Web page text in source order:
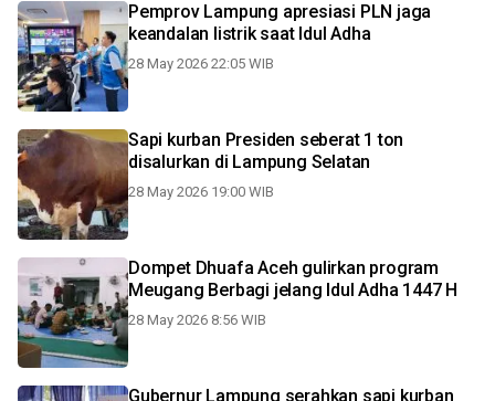
Pemprov Lampung apresiasi PLN jaga
keandalan listrik saat Idul Adha
28 May 2026 22:05 WIB
Sapi kurban Presiden seberat 1 ton
disalurkan di Lampung Selatan
28 May 2026 19:00 WIB
Dompet Dhuafa Aceh gulirkan program
Meugang Berbagi jelang Idul Adha 1447 H
28 May 2026 8:56 WIB
Gubernur Lampung serahkan sapi kurban